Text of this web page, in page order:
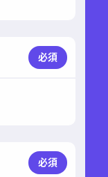
必須
必須